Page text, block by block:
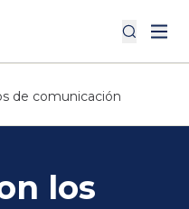
de comunicación
los